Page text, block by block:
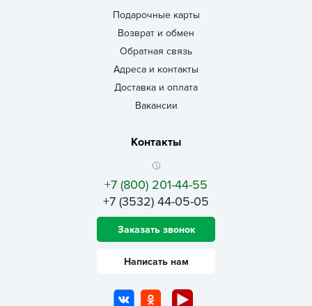
Подарочные карты
Возврат и обмен
Обратная связь
Адреса и контакты
Доставка и оплата
Вакансии
Контакты
+7 (800) 201-44-55
+7 (3532) 44-05-05
Заказать звонок
Написать нам